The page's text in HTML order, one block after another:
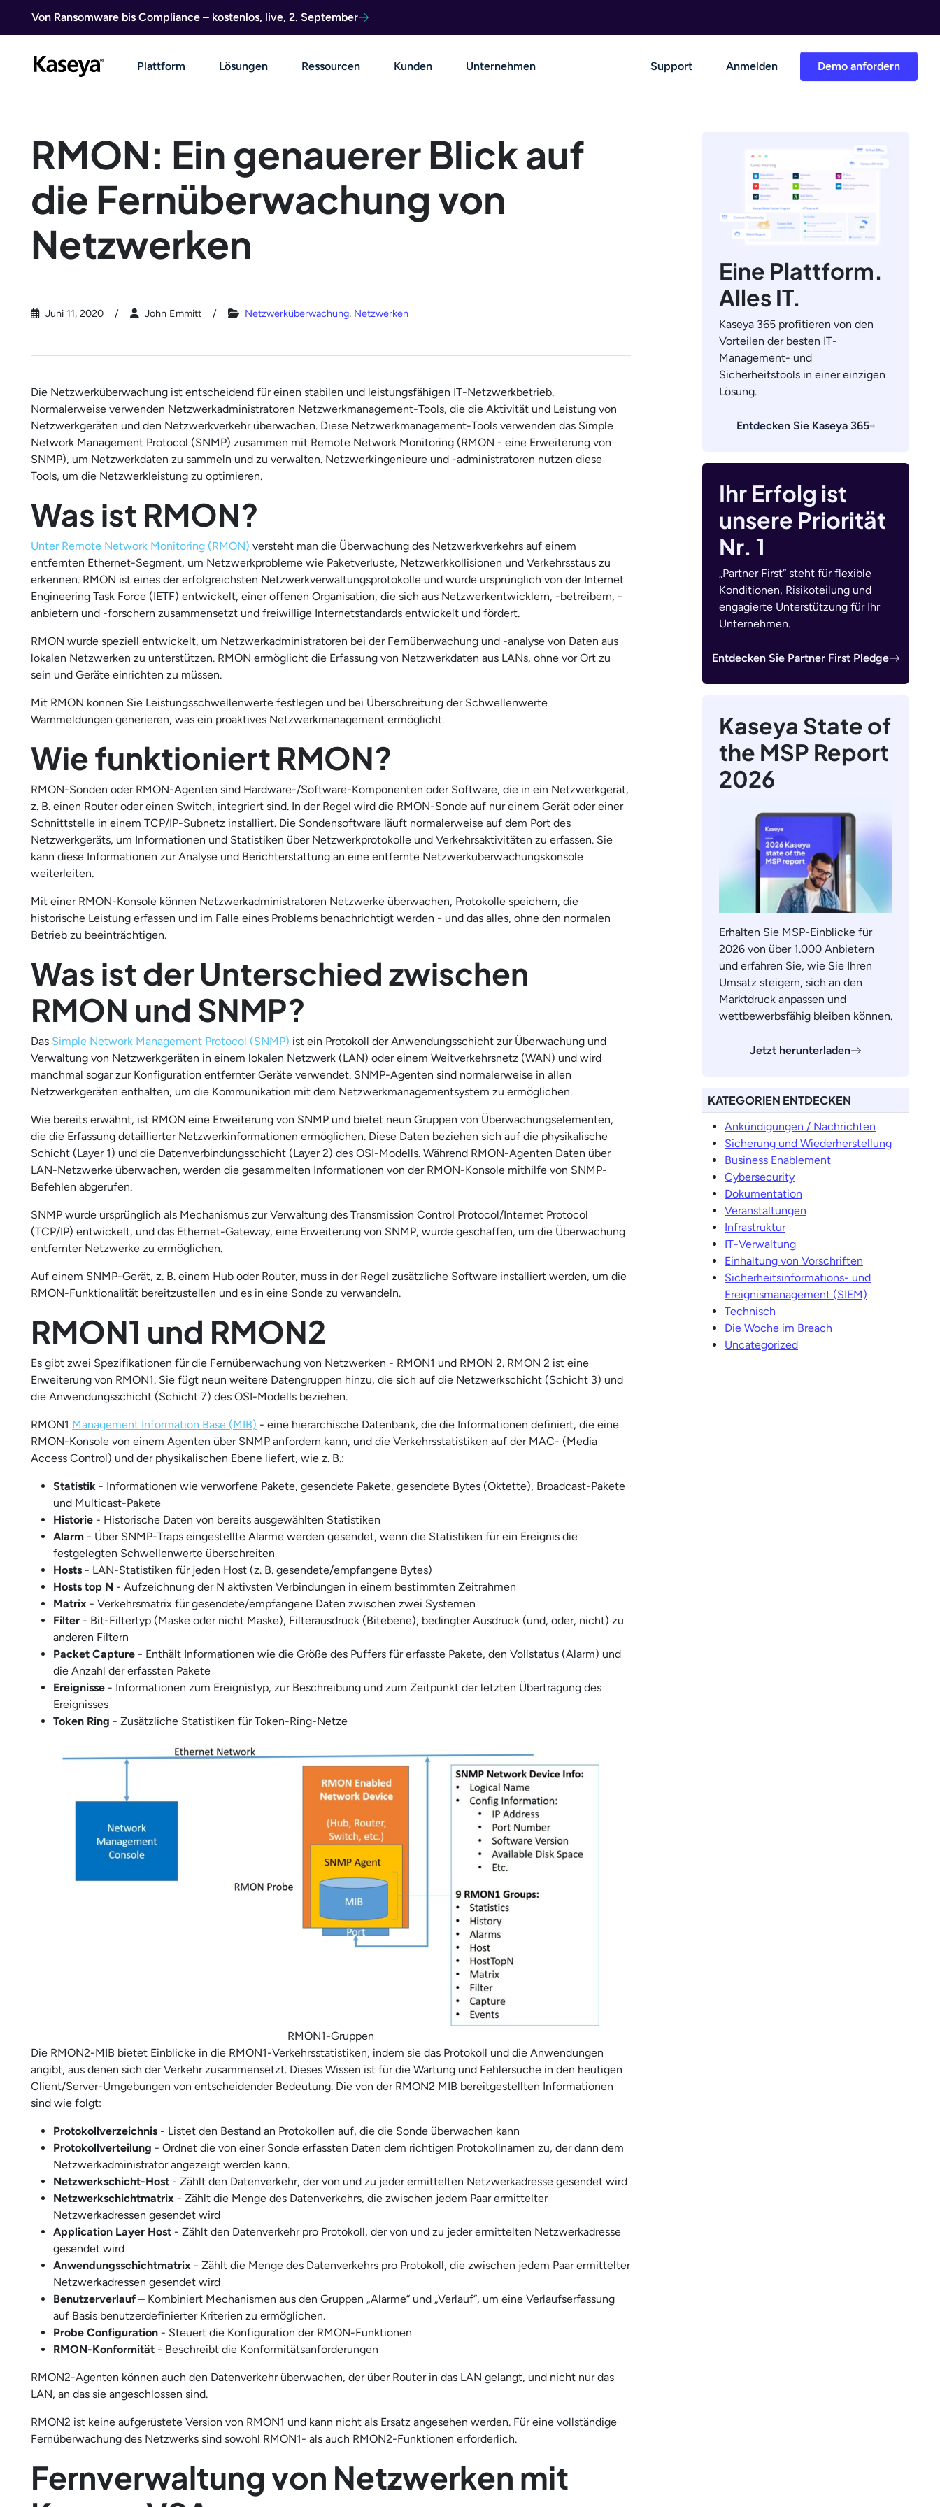
Von Ransomware bis Compliance – kostenlos, live, 2. September
Demo anfordern
Plattform Lösungen Ressourcen Kunden Unternehmen Support Anmelden
RMON: Ein genauerer Blick auf
die Fernüberwachung von
Netzwerken
Juni 11, 2020 John Emmitt Netzwerküberwachung, Netzwerken
Die Netzwerküberwachung ist entscheidend für einen stabilen und leistungsfähigen IT-Netzwerkbetrieb.
Normalerweise verwenden Netzwerkadministratoren Netzwerkmanagement-Tools, die die Aktivität und Leistung von
Netzwerkgeräten und den Netzwerkverkehr überwachen. Diese Netzwerkmanagement-Tools verwenden das Simple
Network Management Protocol (SNMP) zusammen mit Remote Network Monitoring (RMON - eine Erweiterung von
SNMP), um Netzwerkdaten zu sammeln und zu verwalten. Netzwerkingenieure und -administratoren nutzen diese
Tools, um die Netzwerkleistung zu optimieren.
Was ist RMON?
Unter Remote Network Monitoring (RMON) versteht man die Überwachung des Netzwerkverkehrs auf einem
entfernten Ethernet-Segment, um Netzwerkprobleme wie Paketverluste, Netzwerkkollisionen und Verkehrsstaus zu
erkennen. RMON ist eines der erfolgreichsten Netzwerkverwaltungsprotokolle und wurde ursprünglich von der Internet
Engineering Task Force (IETF) entwickelt, einer offenen Organisation, die sich aus Netzwerkentwicklern, -betreibern, -
anbietern und -forschern zusammensetzt und freiwillige Internetstandards entwickelt und fördert.
RMON wurde speziell entwickelt, um Netzwerkadministratoren bei der Fernüberwachung und -analyse von Daten aus
lokalen Netzwerken zu unterstützen. RMON ermöglicht die Erfassung von Netzwerkdaten aus LANs, ohne vor Ort zu
sein und Geräte einrichten zu müssen.
Mit RMON können Sie Leistungsschwellenwerte festlegen und bei Überschreitung der Schwellenwerte
Warnmeldungen generieren, was ein proaktives Netzwerkmanagement ermöglicht.
Wie funktioniert RMON?
RMON-Sonden oder RMON-Agenten sind Hardware-/Software-Komponenten oder Software, die in ein Netzwerkgerät,
z. B. einen Router oder einen Switch, integriert sind. In der Regel wird die RMON-Sonde auf nur einem Gerät oder einer
Schnittstelle in einem TCP/IP-Subnetz installiert. Die Sondensoftware läuft normalerweise auf dem Port des
Netzwerkgeräts, um Informationen und Statistiken über Netzwerkprotokolle und Verkehrsaktivitäten zu erfassen. Sie
kann diese Informationen zur Analyse und Berichterstattung an eine entfernte Netzwerküberwachungskonsole
weiterleiten.
Mit einer RMON-Konsole können Netzwerkadministratoren Netzwerke überwachen, Protokolle speichern, die
historische Leistung erfassen und im Falle eines Problems benachrichtigt werden - und das alles, ohne den normalen
Betrieb zu beeinträchtigen.
Was ist der Unterschied zwischen
RMON und SNMP?
Das Simple Network Management Protocol (SNMP) ist ein Protokoll der Anwendungsschicht zur Überwachung und
Verwaltung von Netzwerkgeräten in einem lokalen Netzwerk (LAN) oder einem Weitverkehrsnetz (WAN) und wird
manchmal sogar zur Konfiguration entfernter Geräte verwendet. SNMP-Agenten sind normalerweise in allen
Netzwerkgeräten enthalten, um die Kommunikation mit dem Netzwerkmanagementsystem zu ermöglichen.
Wie bereits erwähnt, ist RMON eine Erweiterung von SNMP und bietet neun Gruppen von Überwachungselementen,
die die Erfassung detaillierter Netzwerkinformationen ermöglichen. Diese Daten beziehen sich auf die physikalische
Schicht (Layer 1) und die Datenverbindungsschicht (Layer 2) des OSI-Modells. Während RMON-Agenten Daten über
LAN-Netzwerke überwachen, werden die gesammelten Informationen von der RMON-Konsole mithilfe von SNMP-
Befehlen abgerufen.
SNMP wurde ursprünglich als Mechanismus zur Verwaltung des Transmission Control Protocol/Internet Protocol
(TCP/IP) entwickelt, und das Ethernet-Gateway, eine Erweiterung von SNMP, wurde geschaffen, um die Überwachung
entfernter Netzwerke zu ermöglichen.
Auf einem SNMP-Gerät, z. B. einem Hub oder Router, muss in der Regel zusätzliche Software installiert werden, um die
RMON-Funktionalität bereitzustellen und es in eine Sonde zu verwandeln.
RMON1 und RMON2
Es gibt zwei Spezifikationen für die Fernüberwachung von Netzwerken - RMON1 und RMON 2. RMON 2 ist eine
Erweiterung von RMON1. Sie fügt neun weitere Datengruppen hinzu, die sich auf die Netzwerkschicht (Schicht 3) und
die Anwendungsschicht (Schicht 7) des OSI-Modells beziehen.
RMON1 Management Information Base (MIB) - eine hierarchische Datenbank, die die Informationen definiert, die eine
RMON-Konsole von einem Agenten über SNMP anfordern kann, und die Verkehrsstatistiken auf der MAC- (Media
Access Control) und der physikalischen Ebene liefert, wie z. B.:
Statistik - Informationen wie verworfene Pakete, gesendete Pakete, gesendete Bytes (Oktette), Broadcast-Pakete
und Multicast-Pakete
Historie - Historische Daten von bereits ausgewählten Statistiken
Alarm - Über SNMP-Traps eingestellte Alarme werden gesendet, wenn die Statistiken für ein Ereignis die
festgelegten Schwellenwerte überschreiten
Hosts - LAN-Statistiken für jeden Host (z. B. gesendete/empfangene Bytes)
Hosts top N - Aufzeichnung der N aktivsten Verbindungen in einem bestimmten Zeitrahmen
Matrix - Verkehrsmatrix für gesendete/empfangene Daten zwischen zwei Systemen
Filter - Bit-Filtertyp (Maske oder nicht Maske), Filterausdruck (Bitebene), bedingter Ausdruck (und, oder, nicht) zu
anderen Filtern
Packet Capture - Enthält Informationen wie die Größe des Puffers für erfasste Pakete, den Vollstatus (Alarm) und
die Anzahl der erfassten Pakete
Ereignisse - Informationen zum Ereignistyp, zur Beschreibung und zum Zeitpunkt der letzten Übertragung des
Ereignisses
Token Ring - Zusätzliche Statistiken für Token-Ring-Netze
RMON1-Gruppen
Die RMON2-MIB bietet Einblicke in die RMON1-Verkehrsstatistiken, indem sie das Protokoll und die Anwendungen
angibt, aus denen sich der Verkehr zusammensetzt. Dieses Wissen ist für die Wartung und Fehlersuche in den heutigen
Client/Server-Umgebungen von entscheidender Bedeutung. Die von der RMON2 MIB bereitgestellten Informationen
sind wie folgt:
Protokollverzeichnis - Listet den Bestand an Protokollen auf, die die Sonde überwachen kann
Protokollverteilung - Ordnet die von einer Sonde erfassten Daten dem richtigen Protokollnamen zu, der dann dem
Netzwerkadministrator angezeigt werden kann.
Netzwerkschicht-Host - Zählt den Datenverkehr, der von und zu jeder ermittelten Netzwerkadresse gesendet wird
Netzwerkschichtmatrix - Zählt die Menge des Datenverkehrs, die zwischen jedem Paar ermittelter
Netzwerkadressen gesendet wird
Application Layer Host - Zählt den Datenverkehr pro Protokoll, der von und zu jeder ermittelten Netzwerkadresse
gesendet wird
Anwendungsschichtmatrix - Zählt die Menge des Datenverkehrs pro Protokoll, die zwischen jedem Paar ermittelter
Netzwerkadressen gesendet wird
Benutzerverlauf – Kombiniert Mechanismen aus den Gruppen „Alarme“ und „Verlauf“, um eine Verlaufserfassung
auf Basis benutzerdefinierter Kriterien zu ermöglichen.
Probe Configuration - Steuert die Konfiguration der RMON-Funktionen
RMON-Konformität - Beschreibt die Konformitätsanforderungen
RMON2-Agenten können auch den Datenverkehr überwachen, der über Router in das LAN gelangt, und nicht nur das
LAN, an das sie angeschlossen sind.
RMON2 ist keine aufgerüstete Version von RMON1 und kann nicht als Ersatz angesehen werden. Für eine vollständige
Fernüberwachung des Netzwerks sind sowohl RMON1- als auch RMON2-Funktionen erforderlich.
Fernverwaltung von Netzwerken mit
Eine Plattform.
Alles IT.
Kaseya 365 profitieren von den
Vorteilen der besten IT-
Management- und
Sicherheitstools in einer einzigen
Lösung.
Entdecken Sie Kaseya 365
Ihr Erfolg ist
unsere Priorität
Nr. 1
„Partner First“ steht für flexible
Konditionen, Risikoteilung und
engagierte Unterstützung für Ihr
Unternehmen.
Entdecken Sie Partner First Pledge
Kaseya State of
the MSP Report
2026
Erhalten Sie MSP-Einblicke für
2026 von über 1.000 Anbietern
und erfahren Sie, wie Sie Ihren
Umsatz steigern, sich an den
Marktdruck anpassen und
wettbewerbsfähig bleiben können.
Jetzt herunterladen
KATEGORIEN ENTDECKEN
Ankündigungen / Nachrichten
Sicherung und Wiederherstellung
Business Enablement
Cybersecurity
Dokumentation
Veranstaltungen
Infrastruktur
IT-Verwaltung
Einhaltung von Vorschriften
Sicherheitsinformations- und
Ereignismanagement (SIEM)
Technisch
Die Woche im Breach
Uncategorized